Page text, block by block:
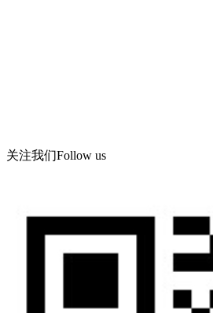
关注我们Follow us